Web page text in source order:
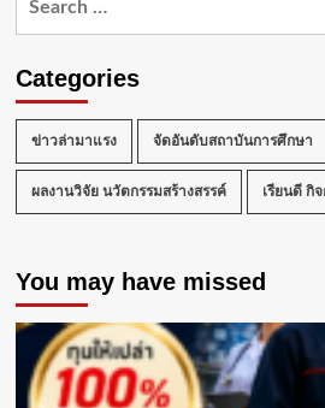
รับ
ความ
สามารถ
พิเศษ
TCAS67
Portfolio
ช่วง
ที่
2
Categories
ข่าวล่ามาแรง จัดอันดับสถาบันการศึกษา
ผลงานวิจัย นวัตกรรมสร้างสรรค์ เรียนดี กิ
You may have missed